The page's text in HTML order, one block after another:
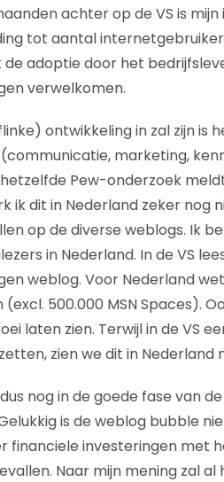
achter op de VS is
tot aantal
adoptie door het
verwelkomen.
ontwikkeling in zal zijn is
marketing,
Pew-onderzoek
ik dit in Nederland zeker nog
op de diverse weblogs. Ik
in Nederland. In de VS
weblog. Voor Nederland
(excl. 500.000 MSN Spaces).
laten zien. Terwijl in de VS
zien we dit in Nederland
nog in de goede fase van
is de weblog bubble
financiele investeringen met
Naar mijn mening zal